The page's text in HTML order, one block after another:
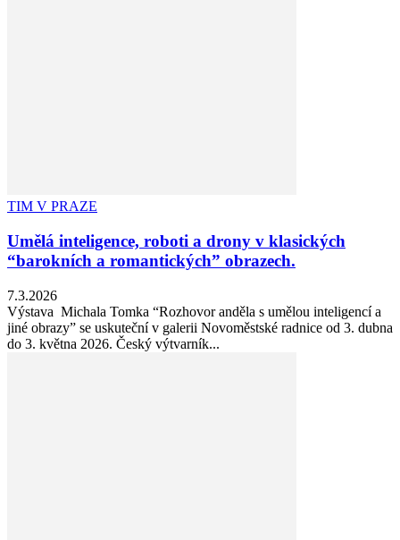
TIM V PRAZE
Umělá inteligence, roboti a drony v klasických
“barokních a romantických” obrazech.
7.3.2026
Výstava Michala Tomka “Rozhovor anděla s umělou inteligencí a
jiné obrazy” se uskuteční v galerii Novoměstské radnice od 3. dubna
do 3. května 2026. Český výtvarník...